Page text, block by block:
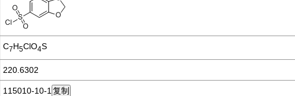
C7H5ClO4S
220.6302
115010-10-1